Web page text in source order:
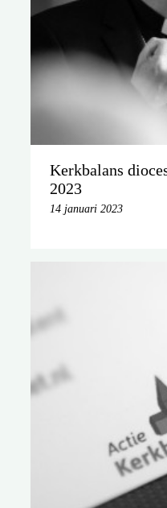
Kerkbalans
2023
14 januari 2023